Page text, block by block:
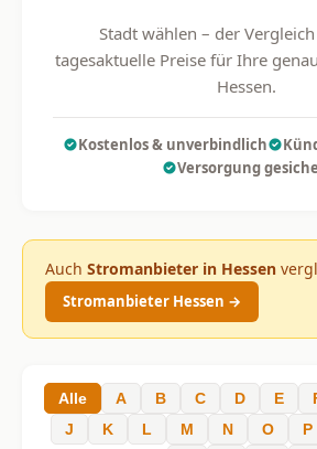
Stadt wählen – der
tagesaktuelle Preise für Ihre
Hessen.
Kostenlos & unverbindlich
Versorgung
Auch Stromanbieter in Hessen
Stromanbieter Hessen →
Alle A B C D E
J
K L M N O P